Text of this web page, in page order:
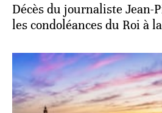
Décès du journaliste Jean-
les condoléances du Roi à